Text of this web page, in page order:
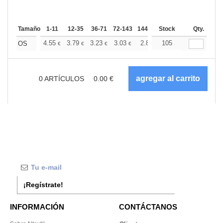
Tamaño 1-11 12-35 36-71 72-143 144-287 288 + Más
Stock Qty.
OS 4.55 € 3.79 € 3.23 € 3.03 € 2.89 2.86
105
0ARTÍCULOS 0.00 €
¡Regístrate!
INFORMACIÓN CONTÁCTANOS